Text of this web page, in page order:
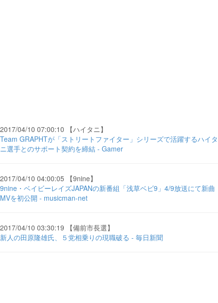
2017/04/10 07:00:10 【ハイタニ】
Team GRAPHTが「ストリートファイター」シリーズで活躍するハイタ
ニ選手とのサポート契約を締結 - Gamer
2017/04/10 04:00:05 【9nine】
9nine・ベイビーレイズJAPANの新番組「浅草ベビ9」4/9放送にて新曲
MVを初公開 - musicman-net
2017/04/10 03:30:19 【備前市長選】
新人の田原隆雄氏、５党相乗りの現職破る - 毎日新聞